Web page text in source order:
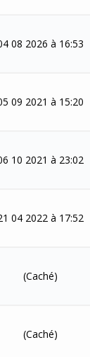
08 2026 à 16:53
09 2021 à 15:20
10 2021 à 23:02
04 2022 à 17:52
(Caché)
(Caché)